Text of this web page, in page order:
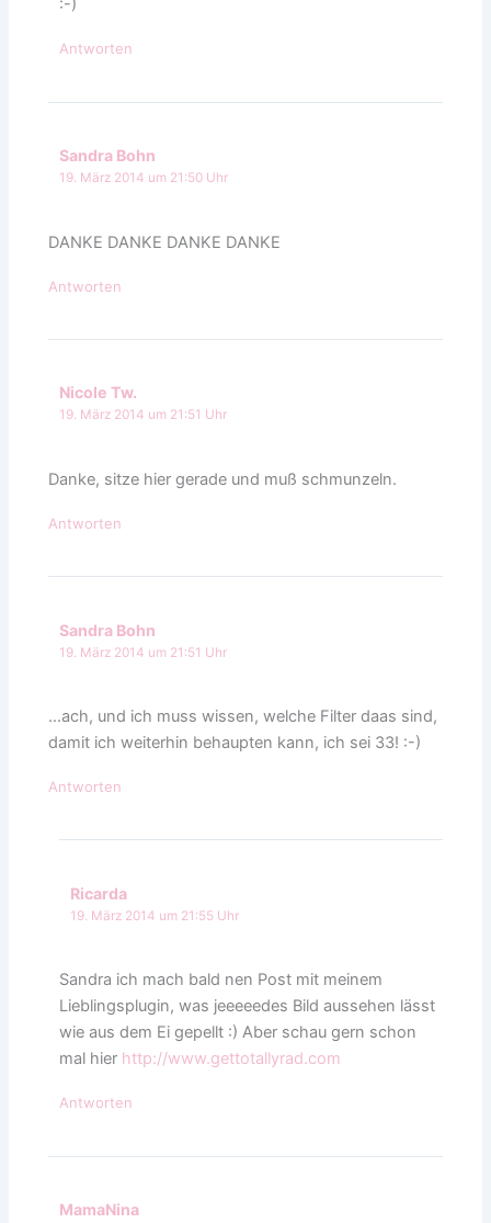
:-)
Antworten
Sandra Bohn
19. März 2014 um 21:50 Uhr
DANKE DANKE DANKE DANKE
Antworten
Nicole Tw.
19. März 2014 um 21:51 Uhr
Danke, sitze hier gerade und muß schmunzeln.
Antworten
Sandra Bohn
19. März 2014 um 21:51 Uhr
…ach, und ich muss wissen, welche Filter daas sind,
damit ich weiterhin behaupten kann, ich sei 33! :-)
Antworten
Ricarda
19. März 2014 um 21:55 Uhr
Sandra ich mach bald nen Post mit meinem
Lieblingsplugin, was jeeeeedes Bild aussehen lässt
wie aus dem Ei gepellt :) Aber schau gern schon
mal hier http://www.gettotallyrad.com
Antworten
MamaNina